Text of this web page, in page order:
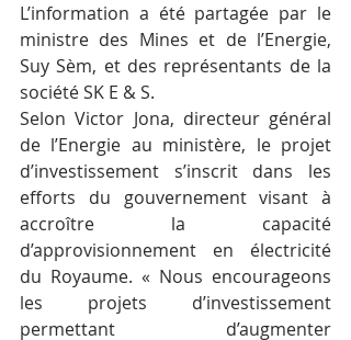
L’information a été partagée par le
ministre des Mines et de l’Energie,
Suy Sèm, et des représentants de la
société SK E & S.
Selon Victor Jona, directeur général
de l’Energie au ministère, le projet
d’investissement s’inscrit dans les
efforts du gouvernement visant à
accroître la capacité
d’approvisionnement en électricité
du Royaume. « Nous encourageons
les projets d’investissement
permettant d’augmenter